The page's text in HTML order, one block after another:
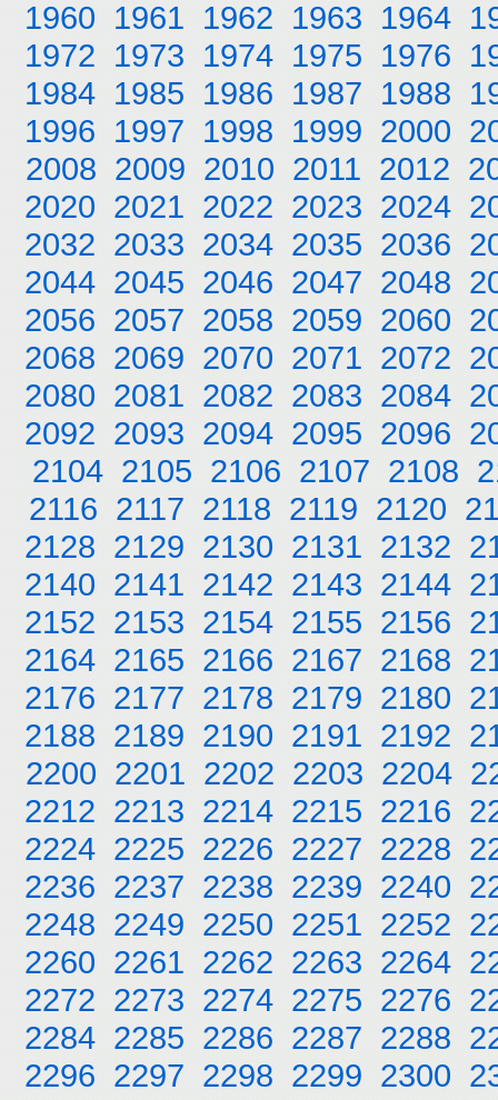
1960 1961 1962 1963 1964
1972 1973 1974 1975 1976
1984 1985 1986 1987 1988
1996 1997 1998 1999 2000
2008 2009 2010 2011 2012
2020 2021 2022 2023 2024
2032 2033 2034 2035 2036
2044 2045 2046 2047 2048
2056 2057 2058 2059 2060
2068 2069 2070 2071 2072
2080 2081 2082 2083 2084
2092 2093 2094 2095 2096
2104 2105 2106 2107 2108
2116 2117 2118 2119 2120
2128 2129 2130 2131 2132
2140 2141 2142 2143 2144
2152 2153 2154 2155 2156
2164 2165 2166 2167 2168
2176 2177 2178 2179 2180
2188 2189 2190 2191 2192
2200 2201 2202 2203 2204
2212 2213 2214 2215 2216
2224 2225 2226 2227 2228
2236 2237 2238 2239 2240
2248 2249 2250 2251 2252
2260 2261 2262 2263 2264
2272 2273 2274 2275 2276
2284 2285 2286 2287 2288
2296 2297 2298 2299 2300